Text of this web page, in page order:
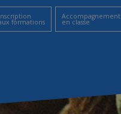
formations
Accompagnement
en classe